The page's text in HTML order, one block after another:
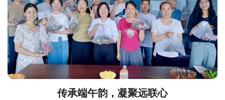
传承端午韵，凝聚远联心